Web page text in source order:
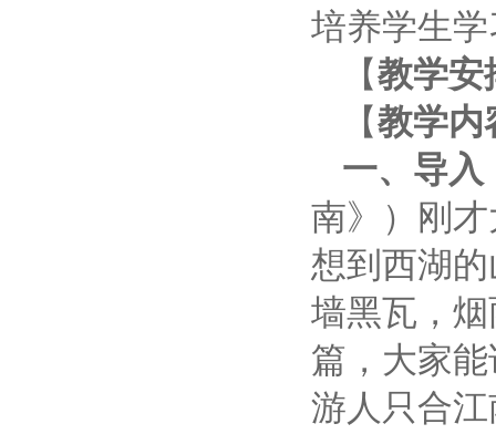
培养学生
【教学安
【教学内
一、导入
南》）
刚
想到西湖
墙黑瓦，
篇，大家
游人只合